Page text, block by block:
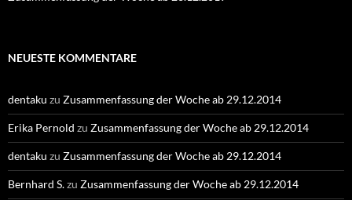
NEUESTE KOMMENTARE
dentaku zu Zusammenfassung der Woche ab 29.12.2014
Erika Pernold zu Zusammenfassung der Woche ab 29.12.2014
dentaku zu Zusammenfassung der Woche ab 29.12.2014
Bernhard S.zu Zusammenfassung der Woche ab 29.12.2014